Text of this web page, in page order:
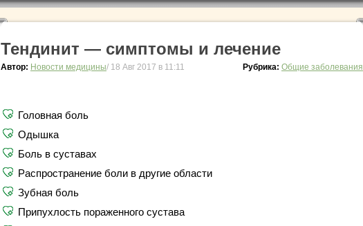
Тендинит — симптомы и лечение
Автор: Новости медицины/ 18 Авг 2017 в 11:11 Рубрика: Общие заболевания
Головная боль
Одышка
Боль в суставах
Распространение боли в другие области
Зубная боль
Припухлость пораженного сустава